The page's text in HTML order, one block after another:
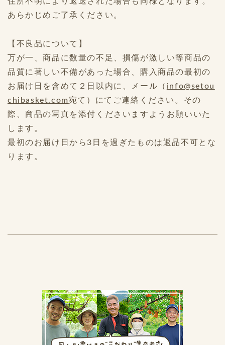
あらかじめご了承ください。
【不良品について】
万が一、商品に数量の不足、損傷が激しい等商品の
品質に著しい不備があった場合、購入商品の最初の
お届け日を含めて２日以内に、メール（ info@setou
chibasket.com宛て）にてご連絡ください。その
際、商品の写真を添付くださいますようお願いいた
します。
最初のお届け日から3日を過ぎたものは返品不可とな
ります。